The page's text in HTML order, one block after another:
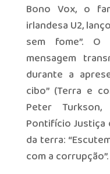
Bono Vox, o
irlandesa U2,
sem fome”.
mensagem
durante a
cibo” (Terra e
Peter
Pontifício Justiça
da terra:
com a corrupção”.